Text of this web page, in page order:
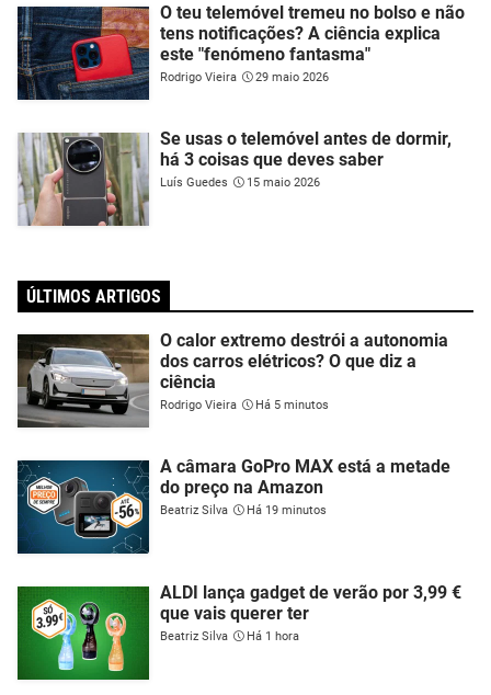
O teu telemóvel tremeu no bolso e não
tens notificações? A ciência explica
este "fenómeno fantasma"
Rodrigo Vieira 29 maio 2026
Se usas o telemóvel antes de dormir,
há 3 coisas que deves saber
Luís Guedes 15 maio 2026
ÚLTIMOS ARTIGOS
O calor extremo destrói a autonomia
dos carros elétricos? O que diz a
ciência
Rodrigo Vieira Há 5 minutos
A câmara GoPro MAX está a metade
do preço na Amazon
Beatriz Silva Há 19 minutos
ALDI lança gadget de verão por 3,99 €
que vais querer ter
Beatriz Silva Há 1 hora